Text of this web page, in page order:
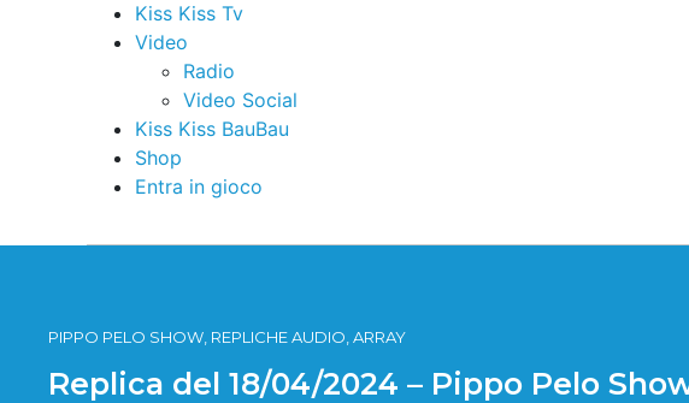
Kiss Kiss Tv
Video
Radio
Video Social
Kiss Kiss BauBau
Shop
Entra in gioco
PIPPO PELO SHOW, REPLICHE AUDIO, ARRAY
Replica del 18/04/2024 – Pippo Pelo